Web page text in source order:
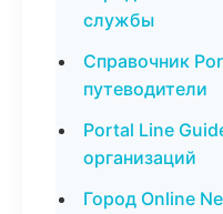
службы
Справочник
путеводители
Portal Line
организаций
Город Online